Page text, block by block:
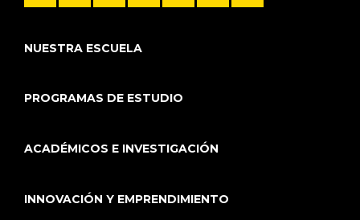
NUESTRA ESCUELA
PROGRAMAS DE ESTUDIO
ACADÉMICOS E INVESTIGACIÓN
INNOVACIÓN Y EMPRENDIMIENTO